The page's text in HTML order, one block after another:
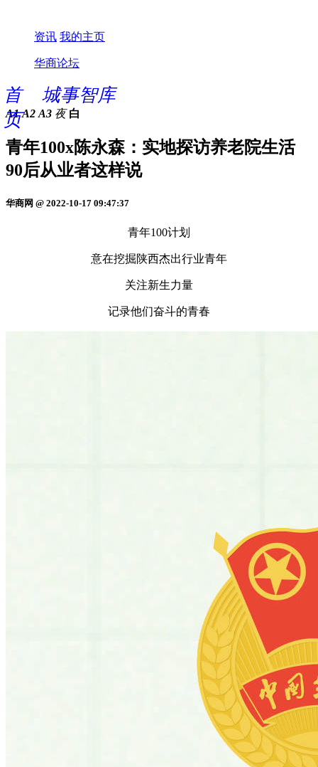
资讯 我的主页
华商论坛
首
页
城事智库
A1 A2 A3 夜 白
青年100x陈永森：实地探访养老院生活
90后从业者这样说
华商网 @ 2022-10-17 09:47:37
青年100计划
意在挖掘陕西杰出行业青年
关注新生力量
记录他们奋斗的青春